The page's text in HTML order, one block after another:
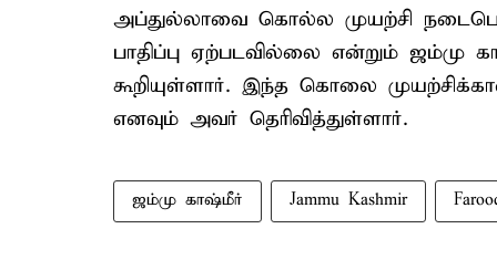
அப்துல்லாவை கொல்ல முயற்சி
பாதிப்பு ஏற்படவில்லை என்றும் ஜம்மு
கூறியுள்ளார். இந்த கொலை
எனவும் அவர் தெரிவித்துள்ளார்.
ஜம்மு காஷ்மீர் Jammu Kashmir